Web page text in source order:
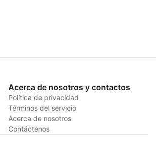
Acerca de nosotros y contactos
Política de privacidad
Términos del servicio
Acerca de nosotros
Contáctenos